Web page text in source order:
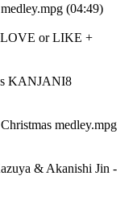
(04:49)
or LIKE +
KANJANI8
medley.mpg
& Akanishi Jin -